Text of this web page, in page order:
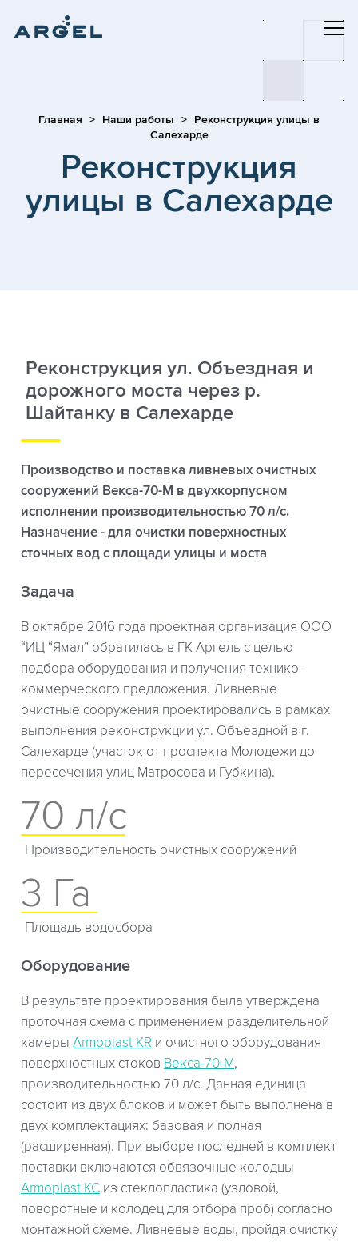
Главная Наши работы
Реконструкция улицы в
Салехарде
Реконструкция
улицы в Салехарде
Реконструкция ул. Объездная и
дорожного моста через р.
Шайтанку в Салехарде
Производство и поставка ливневых очистных
сооружений Векса-70-М в двухкорпусном
исполнении производительностью 70 л/с.
Назначение - для очистки поверхностных
сточных вод с площади улицы и моста
Задача
В октябре 2016 года проектная организация ООО
“ИЦ “Ямал” обратилась в ГК Аргель с целью
подбора оборудования и получения технико-
коммерческого предложения. Ливневые
очистные сооружения проектировались в рамках
выполнения реконструкции ул. Объездной в г.
Салехарде (участок от проспекта Молодежи до
пересечения улиц Матросова и Губкина).
70 л/с
Производительность очистных сооружений
3 Га
Площадь водосбора
Оборудование
В результате проектирования была утверждена
проточная схема с применением разделительной
камеры Armoplast КR и очистного оборудования
поверхностных стоков Векса-70-М,
производительностью 70 л/с. Данная единица
состоит из двух блоков и может быть выполнена в
двух комплектациях: базовая и полная
(расширенная). При выборе последней в комплект
поставки включаются обвязочные колодцы
Armoplast KC из стеклопластика (узловой,
поворотные и колодец для отбора проб) согласно
монтажной схеме. Ливневые воды, пройдя очистку